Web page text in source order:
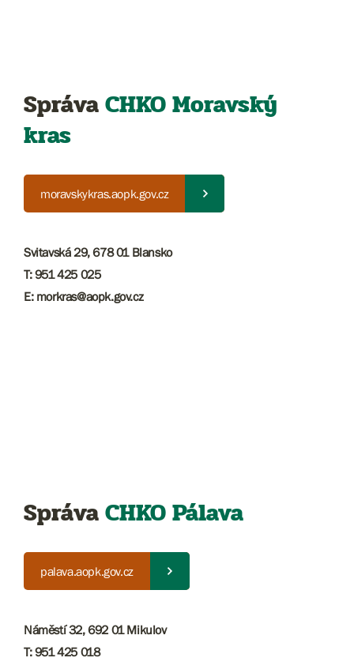
SprávaCHKOMoravský
kras
moravskykras.aopk.gov.cz
Svitavská 29, 678 01 Blansko
T: 951 425 025
E: ​​​morkras@aopk.gov.cz
SprávaCHKO Pálava
palava.aopk.gov.cz
Náměstí 32, 692 01 Mikulov
T: 951 425 018